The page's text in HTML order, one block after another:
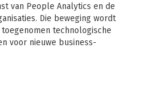
van People Analytics en de
Die beweging wordt
technologische
voor nieuwe business-
organisatieprocessen en